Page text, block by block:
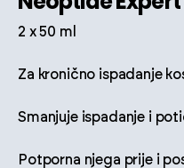
2 x 50 ml
Za kronično ispadanje
Smanjuje ispadanje i
Potporna njega prije i